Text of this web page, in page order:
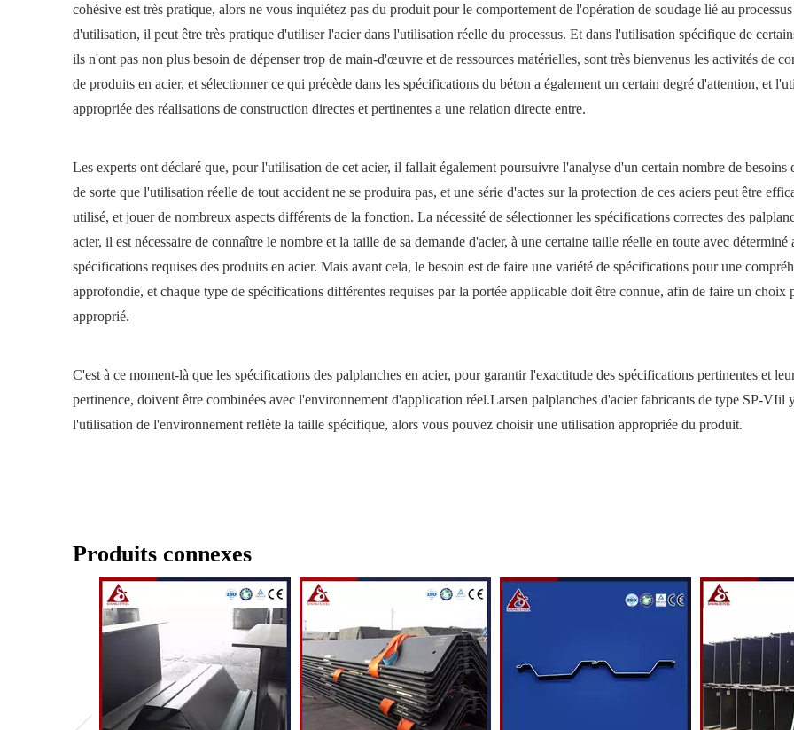
cohésive est très pratique, alors ne vous inquiétez pas du produit pour le comportement de l'opération de soudage lié au processus
d'utilisation, il peut être très pratique d'utiliser l'acier dans l'utilisation réelle du processus. Et dans l'utilisation spécifique de
ils n'ont pas non plus besoin de dépenser trop de main-d'œuvre et de ressources matérielles, sont très bienvenus les activités de
de produits en acier, et sélectionner ce qui précède dans les spécifications du béton a également un certain degré d'attention, et
appropriée des réalisations de construction directes et pertinentes a une relation directe entre.
Les experts ont déclaré que, pour l'utilisation de cet acier, il fallait également poursuivre l'analyse d'un certain nombre de besoins
de sorte que l'utilisation réelle de tout accident ne se produira pas, et une série d'actes sur la protection de ces aciers peut être
utilisé, et jouer de nombreux aspects différents de la fonction. La nécessité de sélectionner les spécifications correctes des
acier, il est nécessaire de connaître le nombre et la taille de sa demande d'acier, à une certaine taille réelle en toute avec déterminé
spécifications requises des produits en acier. Mais avant cela, le besoin est de faire une variété de spécifications pour une
approfondie, et chaque type de spécifications différentes requises par la portée applicable doit être connue, afin de faire un choix
approprié.
C'est à ce moment-là que les spécifications des palplanches en acier, pour garantir l'exactitude des spécifications pertinentes et
pertinence, doivent être combinées avec l'environnement d'application réel.Larsen palplanches d'acier fabricants de type SP-VIil
l'utilisation de l'environnement reflète la taille spécifique, alors vous pouvez choisir une utilisation appropriée du produit.
Produits connexes